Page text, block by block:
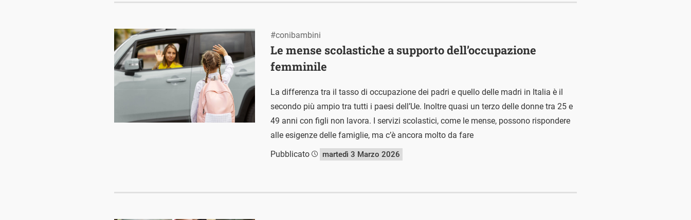
Le mense scolastiche a supporto dell’occupazione
femminile
#conibambini
La differenza tra il tasso di occupazione dei padri e quello delle madri in Italia è il
secondo più ampio tra tutti i paesi dell’Ue. Inoltre quasi un terzo delle donne tra 25 e
49 anni con figli non lavora. I servizi scolastici, come le mense, possono rispondere
alle esigenze delle famiglie, ma c’è ancora molto da fare
Pubblicato
martedì 3 Marzo 2026